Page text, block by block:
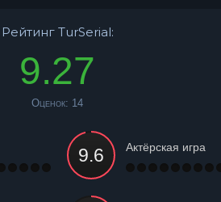
Рейтинг TurSerial:
9.27
Оценок: 14
Актёрская игра